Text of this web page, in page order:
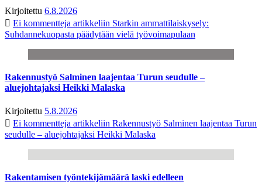
Kirjoitettu 6.8.2026
Ei kommentteja artikkeliin Starkin ammattilaiskysely:
Suhdannekuopasta päädytään vielä työvoimapulaan
Rakennustyö Salminen laajentaa Turun seudulle –
aluejohtajaksi Heikki Malaska
Kirjoitettu 5.8.2026
Ei kommentteja artikkeliin Rakennustyö Salminen laajentaa Turun
seudulle – aluejohtajaksi Heikki Malaska
Rakentamisen työntekijämäärä laski edelleen